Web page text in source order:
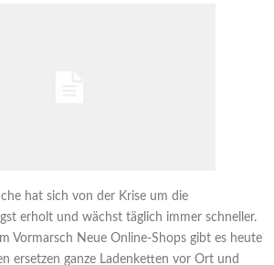
hat sich von der Krise um die
erholt und wächst täglich immer schneller.
Vormarsch Neue Online-Shops gibt es heute
ersetzen ganze Ladenketten vor Ort und